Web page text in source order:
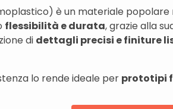
è un materiale
flessibilità e durata, grazie alla
di dettagli precisi e finiture
lo rende ideale per prototipi